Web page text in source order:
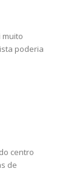
muito
poderia
centro
de